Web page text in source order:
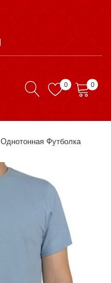
0 0
Однотонная Футболка